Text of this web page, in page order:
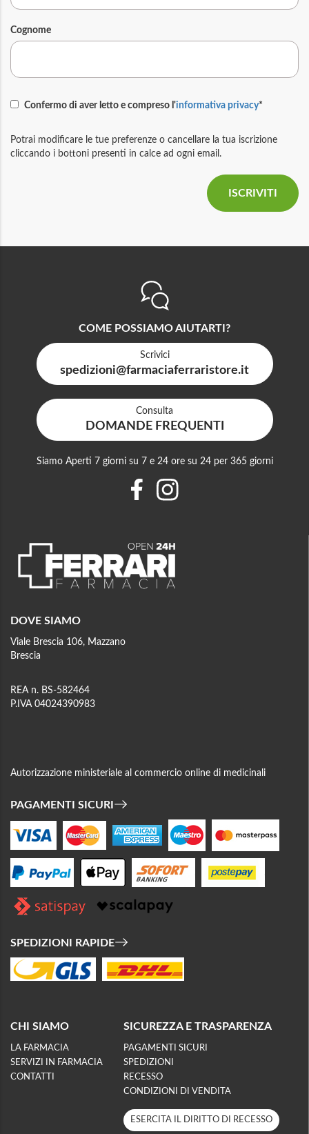
Cognome
Confermo di aver letto e compreso l'informativa privacy*
Potrai modificare le tue preferenze o cancellare la tua iscrizione
cliccando i bottoni presenti in calce ad ogni email.
DOVE SIAMO
Viale Brescia 106, Mazzano
Brescia
REA n. BS-582464
P.IVA 04024390983
Autorizzazione ministeriale al commercio online di medicinali
PAGAMENTI SICURI
SPEDIZIONI RAPIDE
CHI SIAMO
LA FARMACIA
SERVIZI IN FARMACIA
CONTATTI
SICUREZZA E TRASPARENZA
PAGAMENTI SICURI
SPEDIZIONI
RECESSO
CONDIZIONI DI VENDITA
ESERCITA IL DIRITTO DI RECESSO
COME POSSIAMO AIUTARTI?
Scrivici
spedizioni@farmaciaferraristore.it
Consulta
DOMANDE FREQUENTI
Siamo Aperti 7 giorni su 7 e 24 ore su 24 per 365 giorni